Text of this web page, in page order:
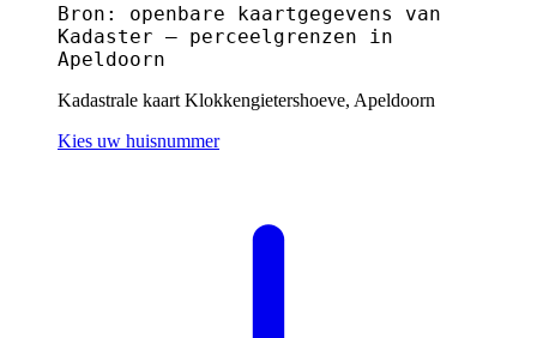
Bron: openbare kaartgegevens van
Kadaster — perceelgrenzen in
Apeldoorn
Kadastrale kaart Klokkengietershoeve, Apeldoorn
Kies uw huisnummer